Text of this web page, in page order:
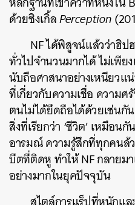
ด้วยซิงเกิ้ลPerception
NF ได้พิสูจน์แล้วว่าฮิป
ทั่วไปจำนวนมากได้ ไม่เพี
นับถือศาสนาอย่างเหนียวแ
ที่เกี่ยวกับความเชื่อ ความ
ตนไม่ได้ยึดถือได้ด้วยเช่นกั
สิ่งที่เรียกว่า ‘ชีวิต’ เหมือน
อารมณ์ ความรู้สึกที่ทุกคนล้
บีตที่ติดหู ทำให้ NF กลายม
อย่างมากในยุคปัจจุบัน